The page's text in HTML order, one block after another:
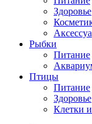
Здоровье
Рыбки
Питание
Птицы
Питание
Здоровье
Клетки